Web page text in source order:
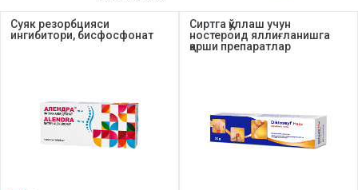
Суяк резорбцияси
ингибитори, бисфосфонат
Сиртга қўллаш учун
ностероид яллиғланишга
қарши препаратлар